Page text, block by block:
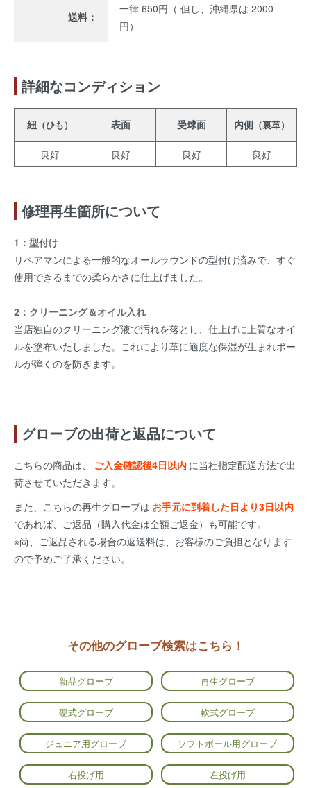
送料：
一律 650円（ 但し、沖縄県は 2000
円）
詳細なコンディション
紐（ひも） 表面 受球面 内側 （裏革）
良好 良好 良好 良好
修理再生箇所について
1：型付け
リペアマンによる一般的なオールラウンドの型付け済みで、すぐ
使用できるまでの柔らかさに仕上げました。
2：クリーニング＆オイル入れ
当店独自のクリーニング液で汚れを落とし、仕上げに上質なオイ
ルを塗布いたしました。これにより革に適度な保湿が生まれボー
ルが弾くのを防ぎます。
グローブの出荷と返品について
こちらの商品は、 ご入金確認後4日以内 に当社指定配送方法で出
荷させていただきます。
また、こちらの再生グローブは お手元に到着した日より3日以内
であれば、ご返品（購入代金は全額ご返金）も可能です。
※尚、ご返品される場合の返送料は、お客様のご負担となります
ので予めご了承ください。
その他のグローブ検索はこちら！
新品グローブ 再生グローブ
硬式グローブ 軟式グローブ
ジュニア用グローブ ソフトボール用グローブ
右投げ用 左投げ用